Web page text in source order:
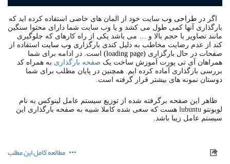
اگر در طراحی وب سایت خود از المان های خاصی استفاده کرده اید که
بارگذاری آنها کمی طول می کشد و یا وب سایت شما دارای محتوا سنگین
مانند تصاویر با حجم بالا و … می باشد یکی از راه کارهای که جلوگیری
کند از عدم رضایت مخاطب به دلیل کندی بارگزاری وب سایت استفاده از
صفحات در حال بارگزاری (
loading page
) است. در ادامه برای شما
همراهان آی تی پورت آموزش ساخت یک صفحه بارگذاری به همراه کد
بررسی بارگذاری آماده کرده ایم. همچنین در پایان مطلب برای شما
دوستان نمونه های بیشتر قرار گرفته است.
ظاهر این صفحه برگرفته شده از توزیع سیستم عامل لینوکس به نام
لوبونتو lubuntu هست که سعی شده کاملا شبیه به صفحه بارگذاری این
سیستم عامل زیبا باشد.
مطالعه کامل این مطلب